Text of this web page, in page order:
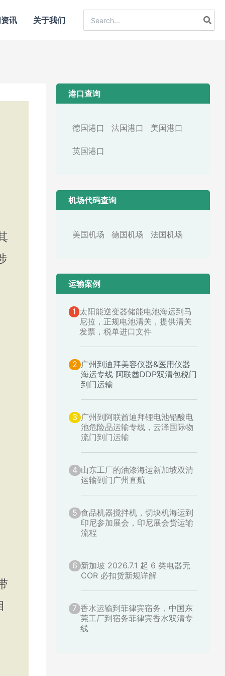
讯 关于我们
for:
港口查询
德国港口 法国港口 美国港口
英国港口
机场代码查询
美国机场 德国机场 法国机场
运输案例​
1 太阳能逆变器储能电池海运到马
尼拉，正规电池清关，提供清关
发票，税单进口文件
2 广州到迪拜美容仪器&医用仪器
海运专线 阿联酋DDP双清包税门
到门运输
3 广州到阿联酋迪拜锂电池铅酸电
池危险品运输专线，云泽国际物
流门到门运输
4 山东工厂的油漆海运新加坡双清
运输到门广州直航
5 食品机器搅拌机，切块机海运到
印尼参加展会，印尼展会货运输
流程
6 新加坡 2026.7.1 起 6 类电器无
COR 必扣货新规详解
7 香水运输到菲律宾宿务，中国东
莞工厂到宿务菲律宾香水双清专
线